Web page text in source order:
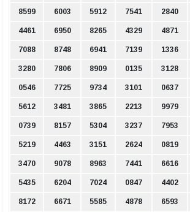
8599 6003 5912 7541 2840
4461 6950 8265 4329 4871
7088 8748 6941 7139 1336
3280 7806 8909 0135 3128
0546 7725 9734 3101 0637
5612 3481 3865 2213 9979
0739 8157 5304 3237 7953
5219 4463 3151 2624 0819
3470 9078 8963 7441 6616
5435 6204 7024 0847 4402
8172 6671 5585 4878 6593